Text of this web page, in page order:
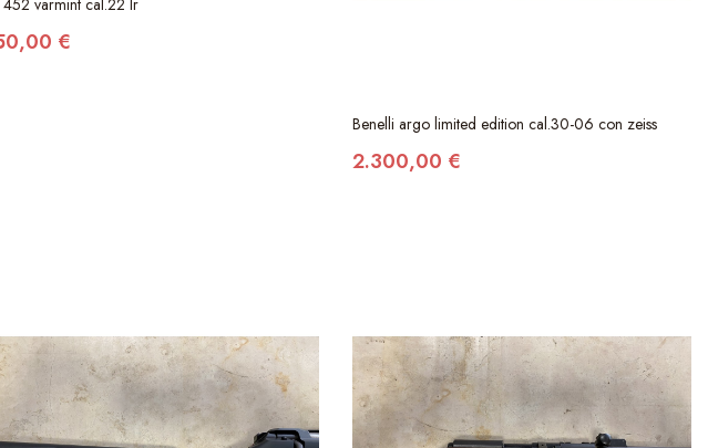
varmint cal.22 lr
€
Benelli argo limited edition cal.30-06 con zeiss
2.300,00 €